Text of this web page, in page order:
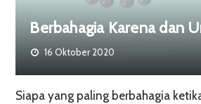
Berbahagia Karena dan
16 Oktober 2020
Siapa yang paling berbahagia